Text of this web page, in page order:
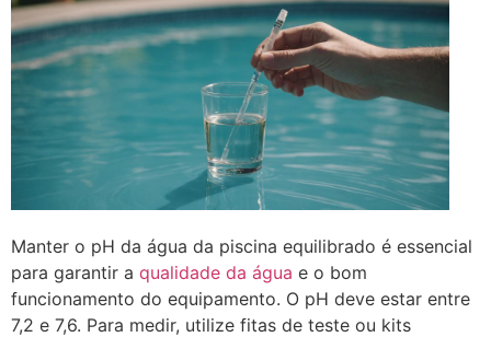
Manter o pH da água da piscina equilibrado é essencial
para garantir a qualidade da água e o bom
funcionamento do equipamento. O pH deve estar entre
7,2 e 7,6. Para medir, utilize fitas de teste ou kits